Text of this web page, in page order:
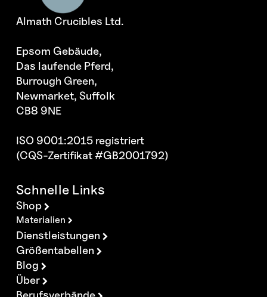
Almath Crucibles Ltd.
Epsom Gebäude,
Das laufende Pferd,
Burrough Green,
Newmarket, Suffolk
CB8 9NE
ISO 9001:2015 registriert
(CQS-Zertifikat #GB2001792)
Schnelle Links
Shop
Materialien
Dienstleistungen
Größentabellen
Blog
Über